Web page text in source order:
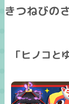
きつねびの
「ヒノコと